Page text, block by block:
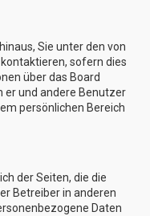
Sie unter den von
sofern dies
über das Board
er und andere Benutzer
persönlichen Bereich
der Seiten, die die
Betreiber in anderen
Daten